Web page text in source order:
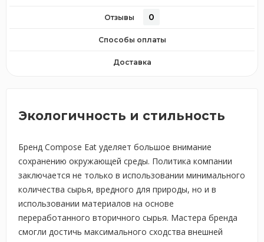
Отзывы 0
Способы оплаты
Доставка
Экологичность и стильность
Бренд Compose Eat уделяет большое внимание
сохранению окружающей среды. Политика компании
заключается не только в использовании минимального
количества сырья, вредного для природы, но и в
использовании материалов на основе
переработанного вторичного сырья. Мастера бренда
смогли достичь максимального сходства внешней